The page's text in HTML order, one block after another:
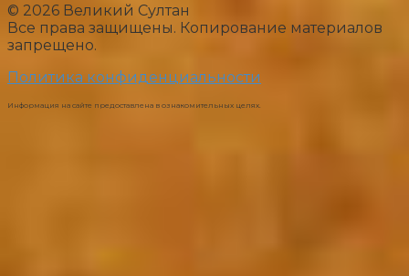
© 2026 Великий Султан
Все права защищены. Копирование материалов
запрещено.
Политика конфиденциальности
Информация на сайте предоставлена в ознакомительных целях.